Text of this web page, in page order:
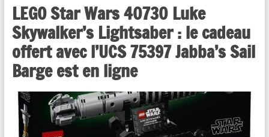
LEGO Star Wars 40730 Luke
Skywalker’s Lightsaber : le cadeau
offert avec l’UCS 75397 Jabba’s Sail
Barge est en ligne